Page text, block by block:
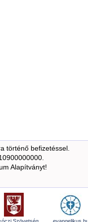
történő befizetéssel.
Alapítványt!